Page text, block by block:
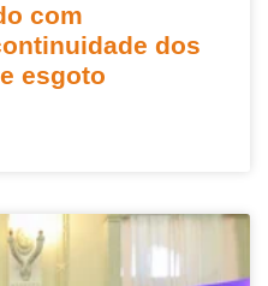
com
dos
esgoto